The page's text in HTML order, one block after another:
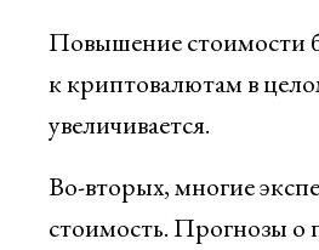
Повышение стоимости
к криптовалютам в
увеличивается.
Во-вторых, многие
стоимость. Прогнозы о